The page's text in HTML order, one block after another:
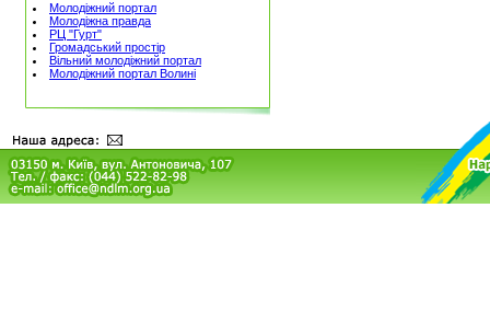
Молодіжний портал
Молодіжна правда
РЦ "Гурт"
Громадський простір
Вільний молодіжний портал
Молодіжний портал Волині